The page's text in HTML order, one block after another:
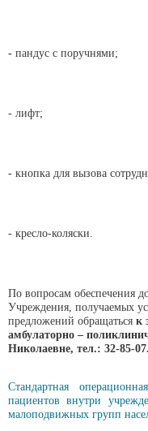
- пандус с поручнями;
- лифт;
- кнопка для вызова
- кресло-коляски.
По вопросам обеспечения
Учреждения, получаемых
предложений обращаться к
амбулаторно –
Николаевне, тел.: 32-85-07.
Стандартная
пациентов внутри
малоподвижных групп